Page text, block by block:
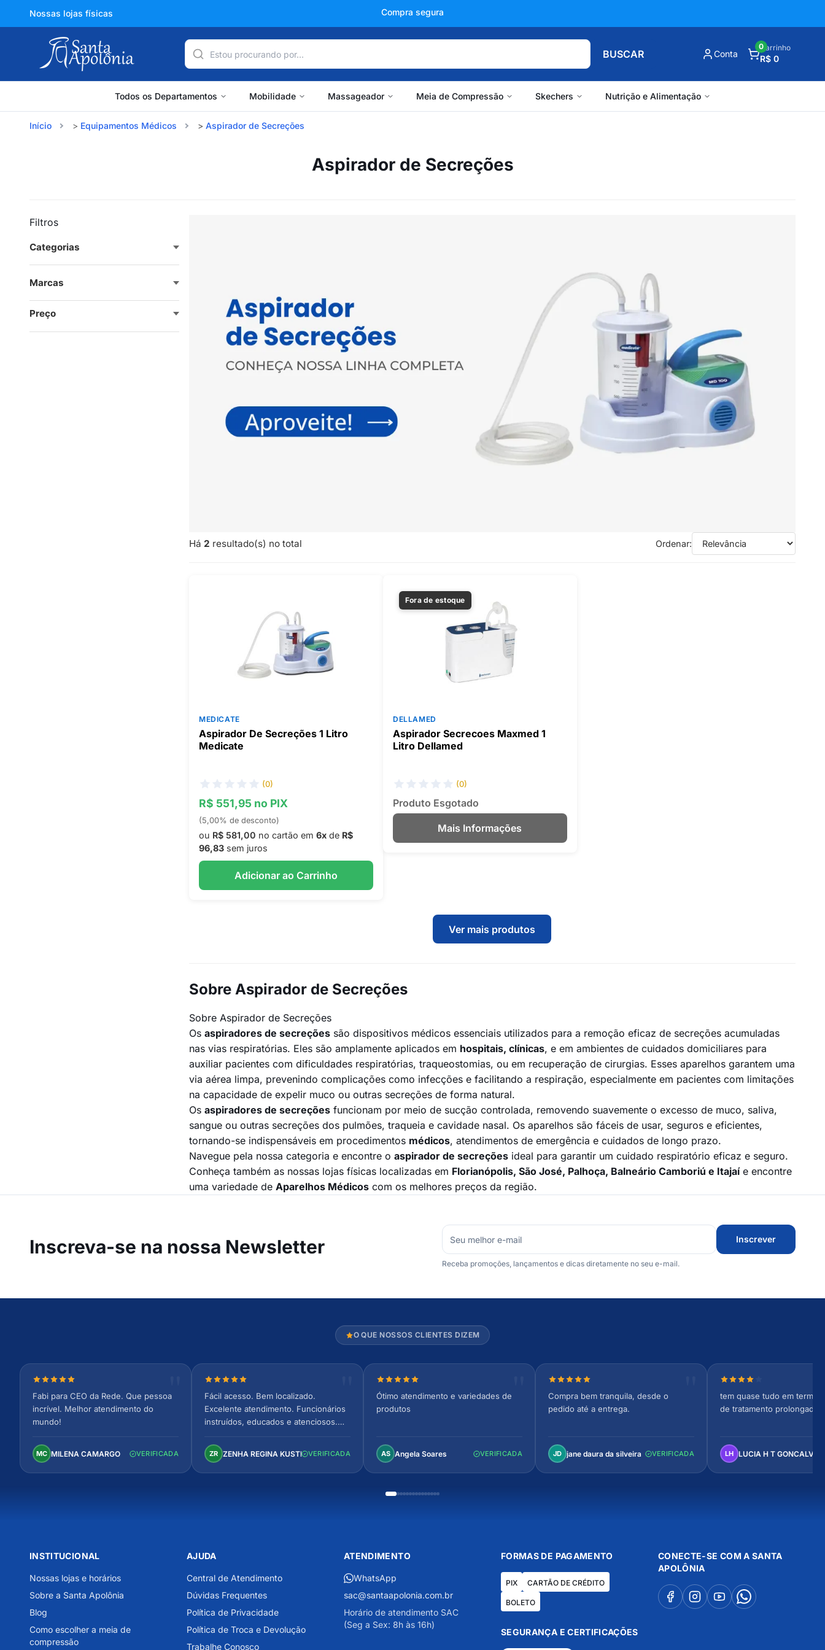
Nossas lojas físicas Compra segura
BUSCAR Conta
Carrinho
R$ 0
0
Todos os Departamentos Mobilidade Massageador Meia de Compressão Skechers Nutrição e Alimentação
Início Equipamentos Médicos Aspirador de Secreções
Aspirador de Secreções
Filtros
Preço
Categorias
Marcas
Há 2 resultado(s) no total Ordenar:
MEDICATE
Aspirador De Secreções 1 Litro
Medicate
(0)
R$ 551,95 no PIX
(5,00% de desconto)
ou R$ 581,00 no cartão em 6xde R$
96,83sem juros
Adicionar ao Carrinho
Fora de estoque
DELLAMED
Aspirador Secrecoes Maxmed 1
Litro Dellamed
(0)
Produto Esgotado
Mais Informações
Ver mais produtos
Sobre Aspirador de Secreções
Sobre Aspirador de Secreções
Os aspiradores de secreçõessão dispositivos médicos essenciais utilizados para a remoção eficaz de secreções acumuladas
nas vias respiratórias. Eles são amplamente aplicados em hospitais, clínicas, e em ambientes de cuidados domiciliares para
auxiliar pacientes com dificuldades respiratórias, traqueostomias, ou em recuperação de cirurgias. Esses aparelhos garantem uma
via aérea limpa, prevenindo complicações como infecções e facilitando a respiração, especialmente em pacientes com limitações
na capacidade de expelir muco ou outras secreções de forma natural.
Os aspiradores de secreçõesfuncionam por meio de sucção controlada, removendo suavemente o excesso de muco, saliva,
sangue ou outras secreções dos pulmões, traqueia e cavidade nasal. Os aparelhos são fáceis de usar, seguros e eficientes,
tornando-se indispensáveis em procedimentos médicos, atendimentos de emergência e cuidados de longo prazo.
Navegue pela nossa categoria e encontre o aspirador de secreçõesideal para garantir um cuidado respiratório eficaz e seguro.
Conheça também as nossas lojas físicas localizadas em Florianópolis, São José, Palhoça, Balneário Camboriú e Itajaíe encontre
uma variedade de Aparelhos Médicoscom os melhores preços da região.
Inscreva-se na nossa Newsletter Inscrever
Receba promoções, lançamentos e dicas diretamente no seu e-mail.
O QUE NOSSOS CLIENTES DIZEM
Nota 5 de 5 estrelas
Fabi para CEO da Rede. Que pessoa
incrível. Melhor atendimento do
mundo!
MC MILENA CAMARGO VERIFICADA
Nota 5 de 5 estrelas
Fácil acesso. Bem localizado.
Excelente atendimento. Funcionários
instruídos, educados e atenciosos.
confortável. Perfeito!
ZR ZENHA REGINA KUSTERVERIFICADA
Nota 5 de 5 estrelas
Ótimo atendimento e variedades de
produtos
AS Angela Soares VERIFICADA
Nota 5 de 5 estrelas
Compra bem tranquila, desde o
pedido até a entrega.
JD jane daura da silveira VERIFICADA
Nota 4 de 5 estrelas
tem quase tudo em
de tratamento prolongado
LH LUCIA H T GONCALVES
INSTITUCIONAL
Nossas lojas e horários
Sobre a Santa Apolônia
Blog
Como escolher a meia de
compressão
AJUDA
Central de Atendimento
Dúvidas Frequentes
Política de Privacidade
Política de Troca e Devolução
Trabalhe Conosco
ATENDIMENTO
WhatsApp
sac@santaapolonia.com.br
Horário de atendimento SAC
(Seg a Sex: 8h às 16h)
FORMAS DE PAGAMENTO
PIX CARTÃO DE CRÉDITO
BOLETO
SEGURANÇA E CERTIFICAÇÕES
CONECTE-SE COM A SANTA
APOLÔNIA